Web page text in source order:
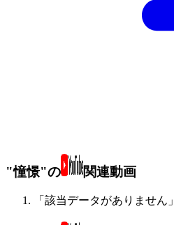
"憧憬"の 関連動画
「該当データがありません」